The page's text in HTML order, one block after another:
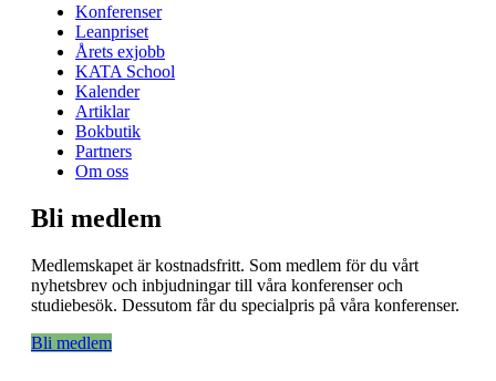
Konferenser
Leanpriset
Årets exjobb
KATA School
Kalender
Artiklar
Bokbutik
Partners
Om oss
Bli medlem
Medlemskapet är kostnadsfritt. Som medlem för du vårt
nyhetsbrev och inbjudningar till våra konferenser och
studiebesök. Dessutom får du specialpris på våra konferenser.
Bli medlem